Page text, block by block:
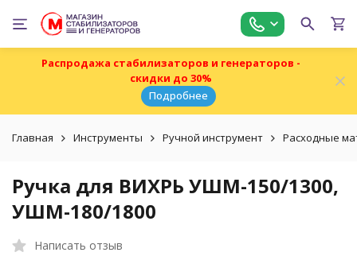
Распродажа стабилизаторов и генераторов -
скидки до 30%
Подробнее
Главная Инструменты Ручной инструмент Расходные
Ручка для ВИХРЬ УШМ-150/1300,
УШМ-180/1800
Написать отзыв